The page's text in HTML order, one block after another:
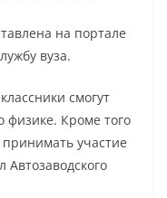
на портале
вуза.
смогут
физике. Кроме того
участие
Автозаводского